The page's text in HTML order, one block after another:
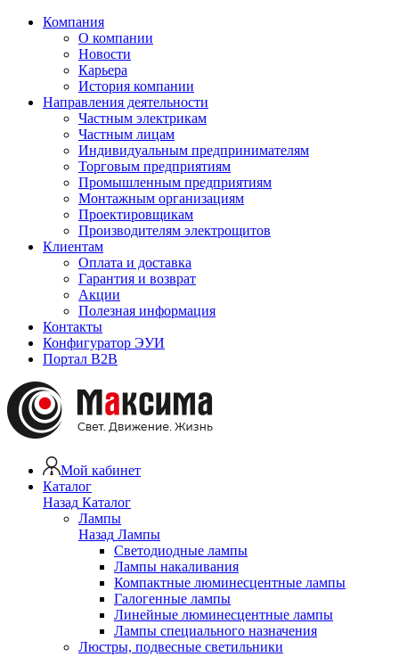
Компания
О компании
Новости
Карьера
История компании
Направления деятельности
Частным электрикам
Частным лицам
Индивидуальным предпринимателям
Торговым предприятиям
Промышленным предприятиям
Монтажным организациям
Проектировщикам
Производителям электрощитов
Клиентам
Оплата и доставка
Гарантия и возврат
Акции
Полезная информация
Контакты
Конфигуратор ЭУИ
Портал B2B
Мой кабинет
Каталог
Назад Каталог
Лампы
Назад Лампы
Светодиодные лампы
Лампы накаливания
Компактные люминесцентные лампы
Галогенные лампы
Линейные люминесцентные лампы
Лампы специального назначения
Люстры, подвесные светильники